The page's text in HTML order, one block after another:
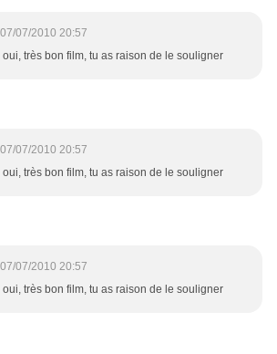
07/07/2010 20:57
oui, très bon film, tu as raison de le souligner
07/07/2010 20:57
oui, très bon film, tu as raison de le souligner
07/07/2010 20:57
oui, très bon film, tu as raison de le souligner